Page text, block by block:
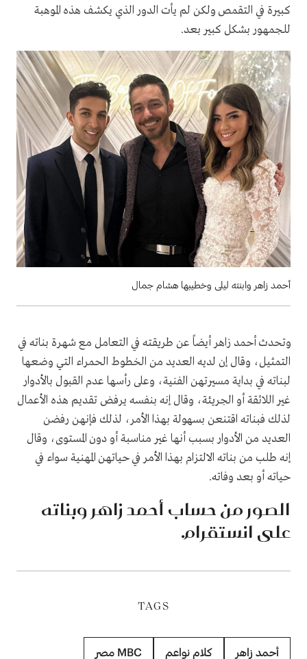
كبيرة في التقمص ولكن لم يأت الدور الذي يكشف هذه الموهبة
للجمهور بشكل كبير بعد.
أحمد زاهر وابنته ليلى وخطيبها هشام جمال
وتحدث أحمد زاهر أيضاً عن طريقته في التعامل مع شهرة بناته في
التمثيل، وقال إن لديه العديد من الخطوط الحمراء التي وضعها
لبناته في بداية مسيرتهن الفنية، وعلى رأسها عدم القبول بالأدوار
غير اللائقة أو الجريئة، وقال إنه بنفسه يرفض تقديم هذه الأعمال
لذلك فبناته اقتنعن بسهولة بهذا الأمر، لذلك فإنهن رفضن
العديد من الأدوار بسبب أنها غير مناسبة أو دون المستوى، وقال
إنه طلب من بناته الالتزام بهذا الأمر في حياتهن المهنية سواء في
حياته أو بعد وفاته.
الصور من حساب أحمد زاهر وبناته
على انستقرام.
TAGS
أحمد زاهر كلام نواعم MBC مصر